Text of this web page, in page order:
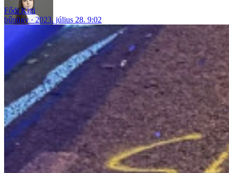
Fődi Kitti
bűnügy
2023. július 28. 9:02